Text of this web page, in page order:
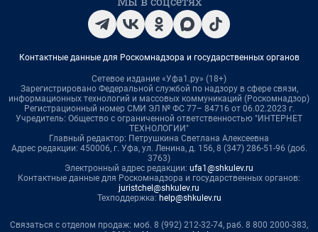
Контактные данные для Роскомнадзора и государственных органов
Сетевое издание «Уфа1.ру» (18+)
Зарегистрировано Федеральной службой по надзору в сфере связи,
информационных технологий и массовых коммуникаций (Роскомнадзор)
Регистрационный номер СМИ ЭЛ № ФС 77– 84716 от 06.02.2023 г.
Учредитель: Общество с ограниченной ответственностью "ИНТЕРНЕТ
ТЕХНОЛОГИИ"
Главный редактор: Петрушкина Светлана Алексеевна
Адрес редакции: 450006, г. Уфа, ул. Ленина, д. 156, 8 (347) 286-51-96 (доб.
3763)
Электронный адрес редакции: ufa1@shkulev.ru
Контактные данные для Роскомнадзора и государственных органов:
juristchel@shkulev.ru
Техподдержка: help@shkulev.ru
Связаться с отделом продаж: моб. 8 (992) 212-32-74, раб. 8 800 2000-383,